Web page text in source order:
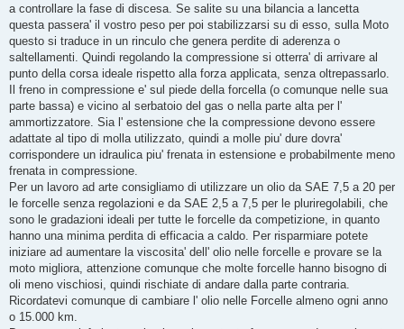
a controllare la fase di discesa. Se salite su una bilancia a lancetta
questa passera' il vostro peso per poi stabilizzarsi su di esso, sulla Moto
questo si traduce in un rinculo che genera perdite di aderenza o
saltellamenti. Quindi regolando la compressione si otterra' di arrivare al
punto della corsa ideale rispetto alla forza applicata, senza oltrepassarlo.
Il freno in compressione e' sul piede della forcella (o comunque nelle sua
parte bassa) e vicino al serbatoio del gas o nella parte alta per l'
ammortizzatore. Sia l' estensione che la compressione devono essere
adattate al tipo di molla utilizzato, quindi a molle piu' dure dovra'
corrispondere un idraulica piu' frenata in estensione e probabilmente meno
frenata in compressione.
Per un lavoro ad arte consigliamo di utilizzare un olio da SAE 7,5 a 20 per
le forcelle senza regolazioni e da SAE 2,5 a 7,5 per le pluriregolabili, che
sono le gradazioni ideali per tutte le forcelle da competizione, in quanto
hanno una minima perdita di efficacia a caldo. Per risparmiare potete
iniziare ad aumentare la viscosita' dell' olio nelle forcelle e provare se la
moto migliora, attenzione comunque che molte forcelle hanno bisogno di
oli meno vischiosi, quindi rischiate di andare dalla parte contraria.
Ricordatevi comunque di cambiare l' olio nelle Forcelle almeno ogni anno
o 15.000 km.